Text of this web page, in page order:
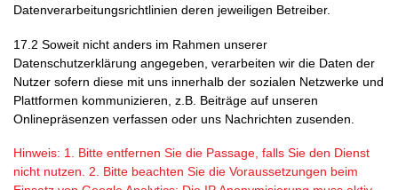
Datenverarbeitungsrichtlinien deren jeweiligen Betreiber.
17.2 Soweit nicht anders im Rahmen unserer
Datenschutzerklärung angegeben, verarbeiten wir die Daten der
Nutzer sofern diese mit uns innerhalb der sozialen Netzwerke und
Plattformen kommunizieren, z.B. Beiträge auf unseren
Onlinepräsenzen verfassen oder uns Nachrichten zusenden.
Hinweis: 1. Bitte entfernen Sie die Passage, falls Sie den Dienst
nicht nutzen. 2. Bitte beachten Sie die Voraussetzungen beim